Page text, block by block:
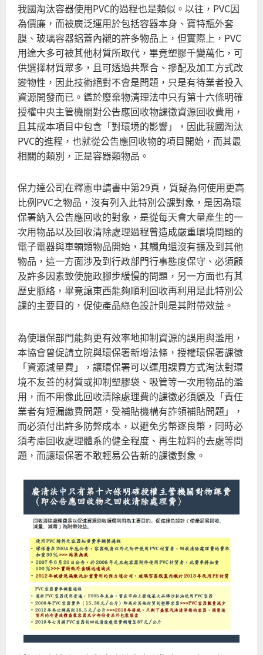
我國淘汰容器使用PVC的過程也是類似。以往，PVC因
為價廉，而被廣泛運用於包括容器本身、寶特瓶外套
膜、玻璃容器鋁蓋內襯的許多物品上，但實際上，PVC
用途大多可被其他材質所取代，畢竟塑膠千變萬化，可
供選擇材質眾多，且可透過共聚合、摻配及加工方式改
變物性，因此技術絕對不會是問題，只是有待業者投入
資源開發而已。鑑於廢棄物清理法中只有第十六條明確
授權中央主管機關對公告應回收物課徵資源回收費用，
且其成本項目中包含「對環境的影響」，因此我國淘汰
PVC的進程，也就從公告應回收物的項目開始，而其最
相關的類別，正是容器類物品。
保力達公司在釋憲申請書中第29頁，質疑為何使用更高
比例PVC之物品，沒有列入此特別公課對象，是因為環
保署納入公告應回收的對象，是從每天會大量產生的一
次用物品以及回收清除處理過程曾造成嚴重環境問題的
電子電器與車輛類物品開始，其觸角還沒有擴及到其他
物品，這一方面涉及到行政部門行事態度保守、必須顧
及許多因素致使施政腳步緩慢的問題，另一方面也有其
歷史脈絡，畢竟讓東西能夠順利回收再利用是此特別公
課的主要目的，促使產品綠色設計則是其附帶效益。
為使環保部門能夠更有效率地抑制資源的誤用與濫用，
本協會曾促請立院與環保署新增法條，授權環保署課徵
「資源減量費」，讓環保署可以運用課費方式淘汰對環
境不友善的材質或抑制塑膠袋、吸管等一次用物品的濫
用，而不用像此回收清除處理費的課徵必須顧及「責任
業者有短漏繳費問題，受補貼機構有詐領補貼問題」，
而必須付出許多防弊成本，以避免劣幣逐良幣，同時必
須考慮回收處理體系的健全程度、再生粒料的去處等問
題，而讓環保署不敢輕易公告新的課徵對象。